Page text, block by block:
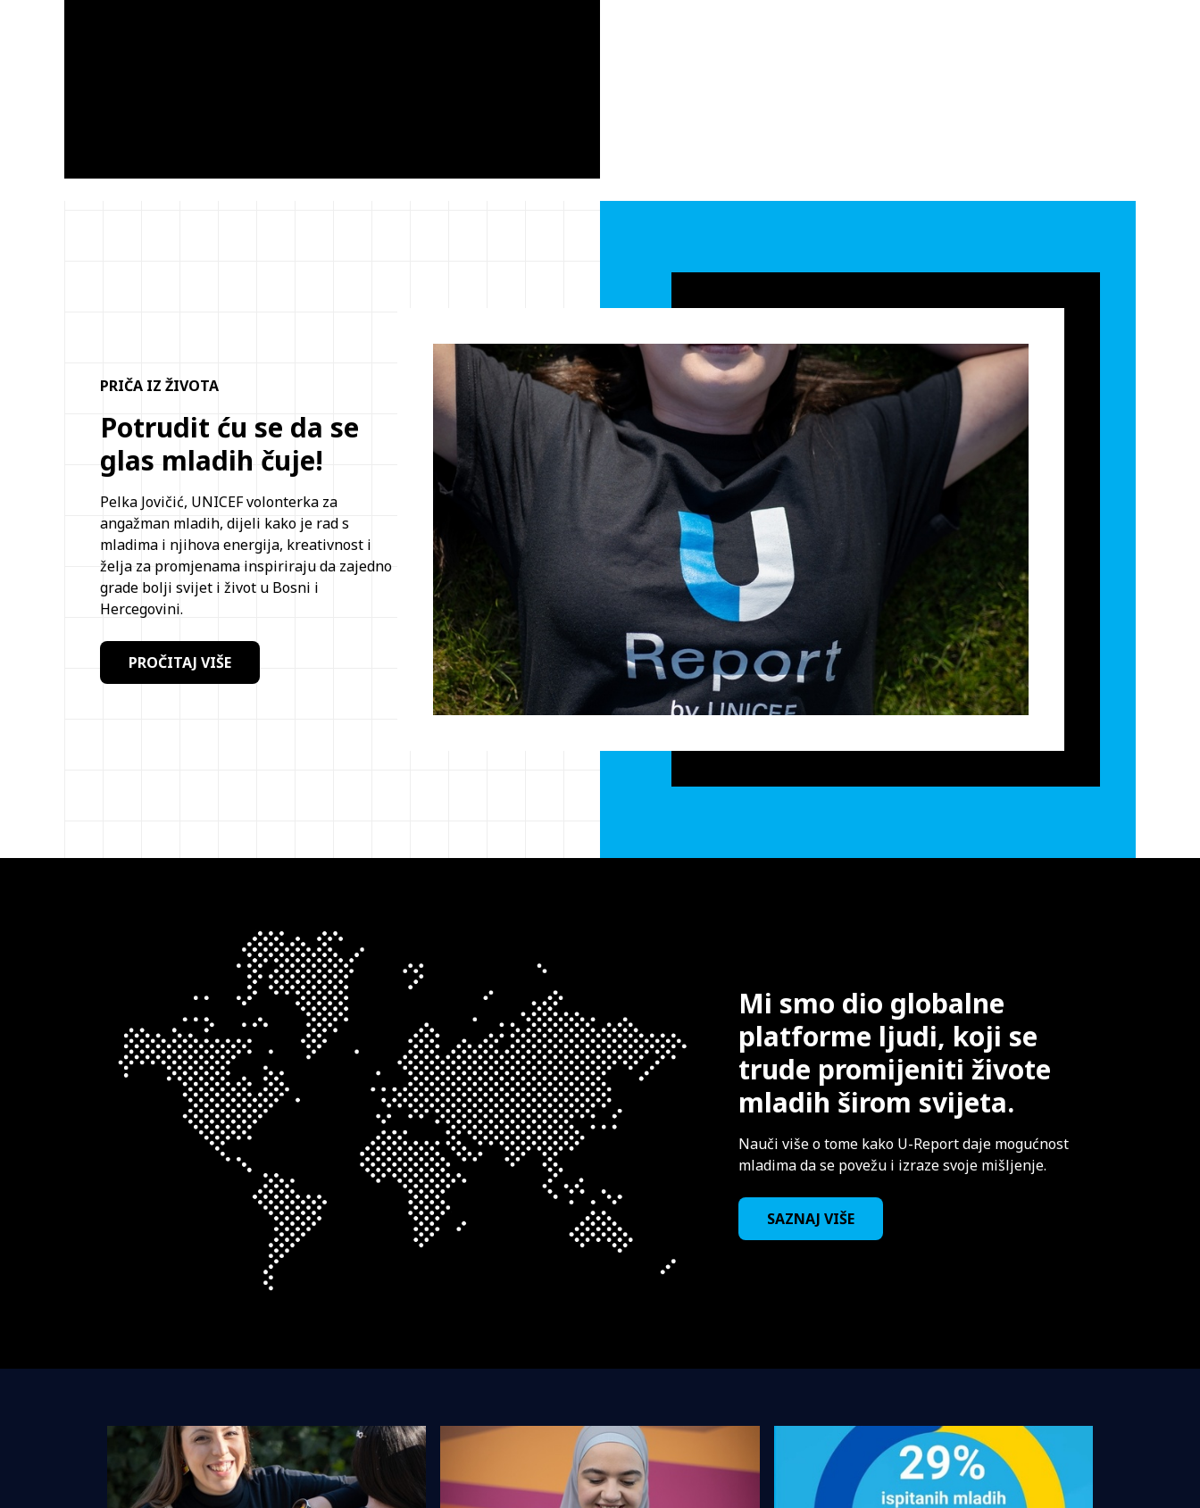
PRIČA IZ ŽIVOTA
Potrudit ću se da se
glas mladih čuje!
Pelka Jovičić, UNICEF volonterka za
angažman mladih, dijeli kako je rad s
mladima i njihova energija, kreativnost i
želja za promjenama inspiriraju da zajedno
grade bolji svijet i život u Bosni i
Hercegovini.
PROČITAJ VIŠE
Mi smo dio globalne
platforme ljudi, koji se
trude promijeniti živote
mladih širom svijeta.
Nauči više o tome kako U-Report daje mogućnost
mladima da se povežu i izraze svoje mišljenje.
SAZNAJ VIŠE